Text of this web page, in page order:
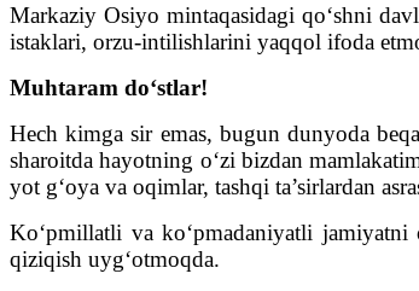
Markaziy Osiyo mintaqasidagi qo‘shni
istaklari, orzu-intilishlarini yaqqol ifoda
Muhtaram do‘stlar!
Hech kimga sir emas, bugun dunyoda
sharoitda hayotning o‘zi bizdan
yot g‘oya va oqimlar, tashqi ta’sirlardan
Ko‘pmillatli va ko‘pmadaniyatli
qiziqish uyg‘otmoqda.